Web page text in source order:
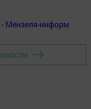
Мензеля-информ